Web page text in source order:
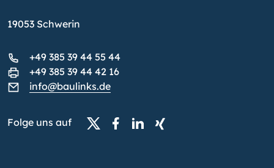
19053 Schwerin
+49 385 39 44 55 44
+49 385 39 44 42 16
info@baulinks.de
Folge uns auf